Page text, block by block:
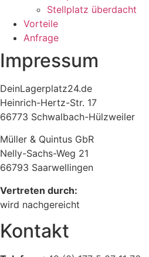
Stellplatz überdacht
Vorteile
Anfrage
Impressum
DeinLagerplatz24.de
Heinrich-Hertz-Str. 17
66773 Schwalbach-Hülzweiler
Müller & Quintus GbR
Nelly-Sachs-Weg 21
66793 Saarwellingen
Vertreten durch:
wird nachgereicht
Kontakt